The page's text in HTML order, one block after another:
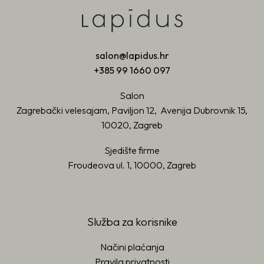
salon@lapidus.hr
+385 99 1660 097
Salon
Zagrebački velesajam, Paviljon 12, Avenija Dubrovnik 15,
10020, Zagreb
Sjedište firme
Froudeova ul. 1, 10000, Zagreb
Služba za korisnike
Načini plaćanja
Pravila privatnosti